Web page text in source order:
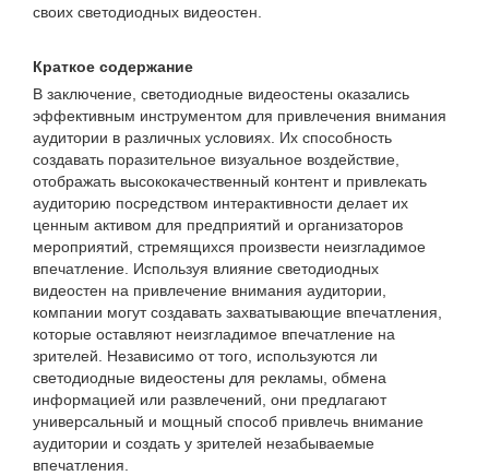
своих светодиодных видеостен.
Краткое содержание
В заключение, светодиодные видеостены оказались
эффективным инструментом для привлечения внимания
аудитории в различных условиях. Их способность
создавать поразительное визуальное воздействие,
отображать высококачественный контент и привлекать
аудиторию посредством интерактивности делает их
ценным активом для предприятий и организаторов
мероприятий, стремящихся произвести неизгладимое
впечатление. Используя влияние светодиодных
видеостен на привлечение внимания аудитории,
компании могут создавать захватывающие впечатления,
которые оставляют неизгладимое впечатление на
зрителей. Независимо от того, используются ли
светодиодные видеостены для рекламы, обмена
информацией или развлечений, они предлагают
универсальный и мощный способ привлечь внимание
аудитории и создать у зрителей незабываемые
впечатления.